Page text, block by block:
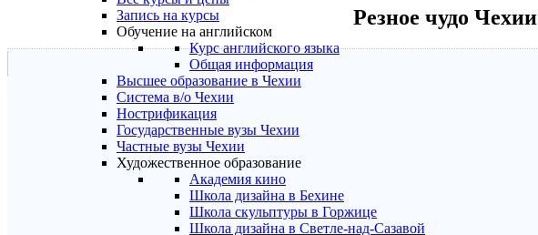
Запись на курсы
Обучение на английском
Курс английского языка
Общая информация
Высшее образование в Чехии
Система в/о Чехии
Нострификация
Государственные вузы Чехии
Частные вузы Чехии
Художественное образование
Академия кино
Школа дизайна в Бехине
Школа скульптуры в Горжице
Школа дизайна в Светле-над-Сазавой
Резное чудо Чехии